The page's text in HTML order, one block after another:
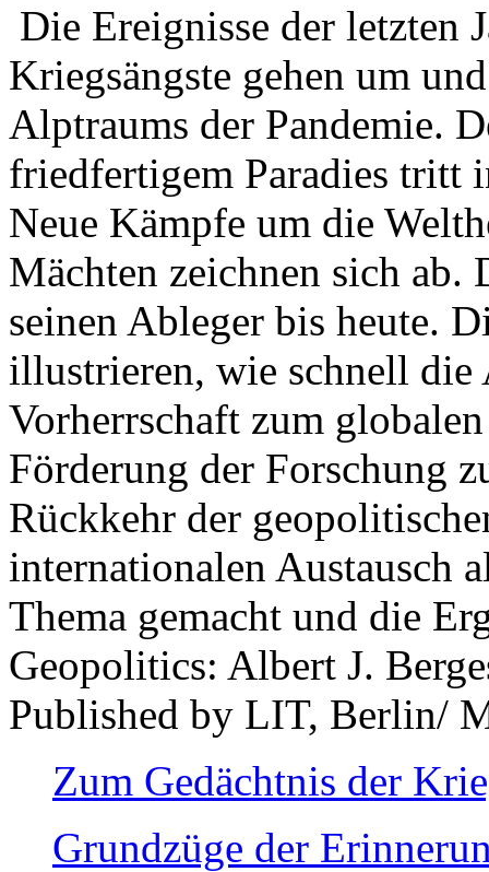
Die Ereignisse der letzten
Kriegsängste gehen um
Alptraums der Pandemie.
friedfertigem Paradies tritt
Neue Kämpfe um die
Mächten zeichnen sich
seinen Ableger bis heute.
illustrieren, wie schnell die
Vorherrschaft zum
Förderung der Forschung
Rückkehr der
internationalen Austausch
Thema gemacht und die
Geopolitics: Albert J.
Published by LIT, Berlin/
Zum Gedächtnis der
Grundzüge der